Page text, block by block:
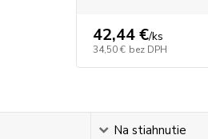
42,44 €/ks
34,50 € bez DPH
Na stiahnutie